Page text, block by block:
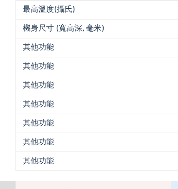
最高溫度(攝氏)
機身尺寸 (寬高深, 毫米)
其他功能
其他功能
其他功能
其他功能
其他功能
其他功能
其他功能